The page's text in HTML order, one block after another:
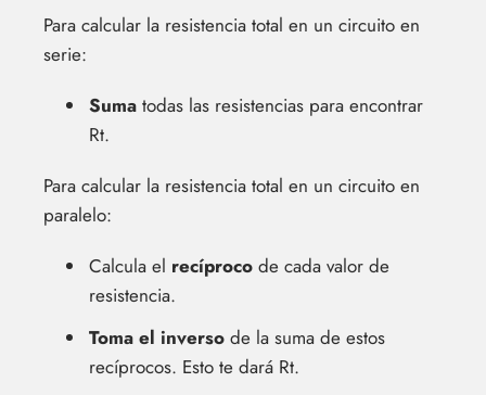
Para calcular la resistencia total en un circuito en
serie:
Suma todas las resistencias para encontrar
Rt.
Para calcular la resistencia total en un circuito en
paralelo:
Calcula el recíproco de cada valor de
resistencia.
Toma el inverso de la suma de estos
recíprocos. Esto te dará Rt.